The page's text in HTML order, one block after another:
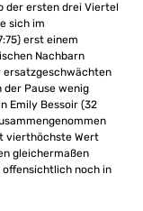
der ersten drei Viertel
sich im
erst einem
Nachbarn
ersatzgeschwächten
der Pause wenig
Emily Bessoir (32
vierthöchste Wert
gleichermaßen
offensichtlich noch in